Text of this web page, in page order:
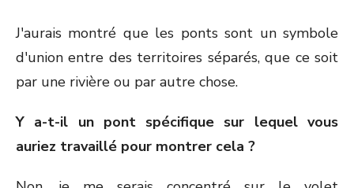
J'aurais montré que les ponts sont un symbole
d'union entre des territoires séparés, que ce soit
par une rivière ou par autre chose.
Y a-t-il un pont spécifique sur lequel vous
auriez travaillé pour montrer cela ?